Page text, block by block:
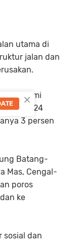
utama di
jalan dan
berat, 24
3 persen
Batang-
Mas, Cengal-
poros
ke
dan
×